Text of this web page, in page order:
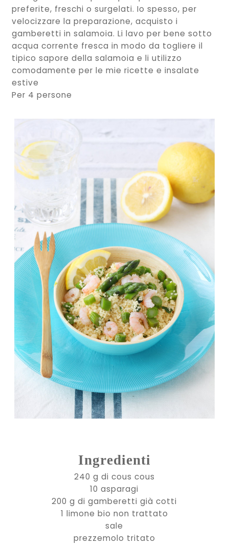
preferite, freschi o surgelati. Io spesso, per
velocizzare la preparazione, acquisto i
gamberetti in salamoia. Li lavo per bene sotto
acqua corrente fresca in modo da togliere il
tipico sapore della salamoia e li utilizzo
comodamente per le mie ricette e insalate
estive
Per 4 persone
Ingredienti
240 g di cous cous
10 asparagi
200 g di gamberetti già cotti
1 limone bio non trattato
sale
prezzemolo tritato